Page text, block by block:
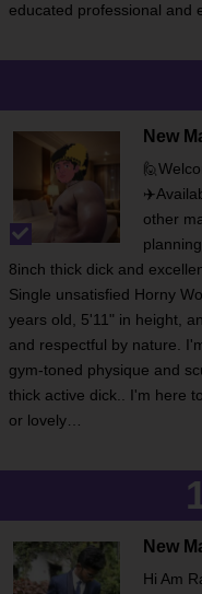
educated professional and
New
other
8inch thick dick and
Single unsatisfied Horny
years old, 5'11" in height,
and respectful by nature.
gym-toned physique and
thick active dick.. I'm here
or lovely…
New
Hi Am